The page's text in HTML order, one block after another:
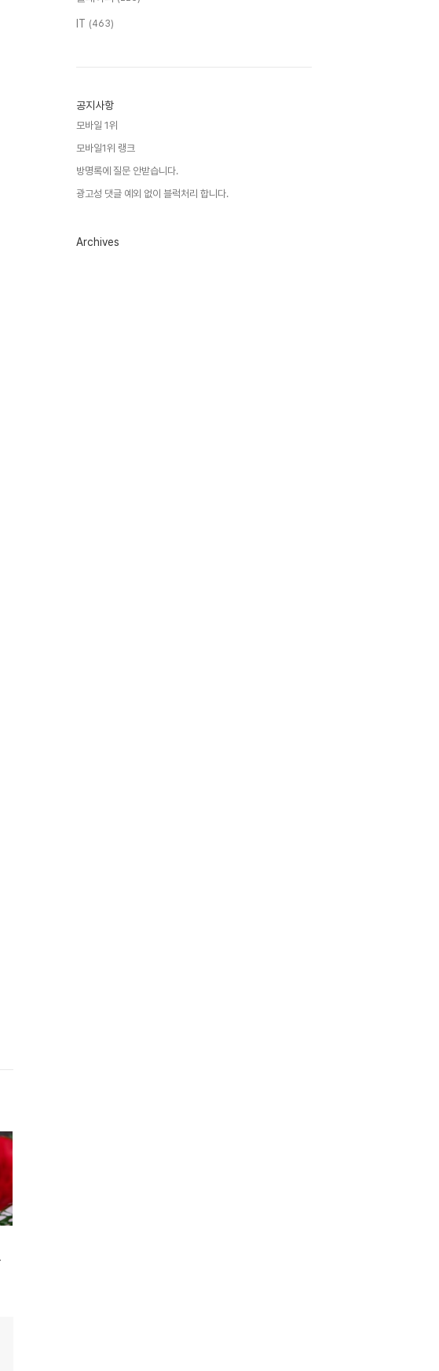
IT (463)
공지사항
모바일 1위
모바일1위 랭크
방명록에 질문 안받습니다.
광고성 댓글 예외 없이 블럭처리 합니다.
Archives